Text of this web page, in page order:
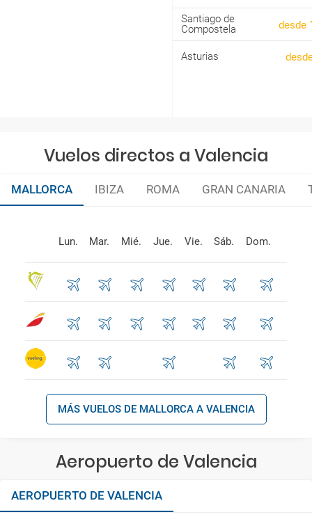
Santiago de
Compostela
desde
Asturias
Vuelos directos a Valencia
MALLORCA IBIZA ROMA GRAN CANARIA
Lun. Mar. Mié. Jue. Vie. Sáb. Dom.
MÁS VUELOS DE MALLORCA A VALENCIA
Aeropuerto de Valencia
AEROPUERTO DE VALENCIA